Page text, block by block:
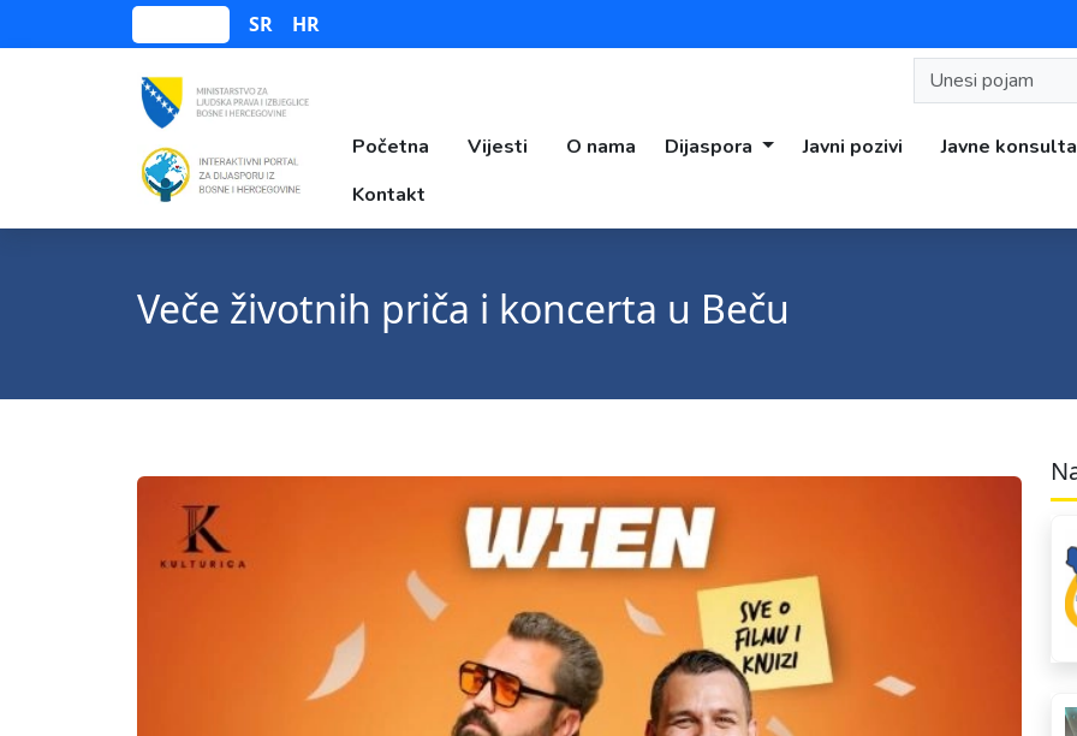
SR HR
Početna Vijesti O nama Dijaspora Javni pozivi Javne
Kontakt
Veče životnih priča i koncerta u Beču